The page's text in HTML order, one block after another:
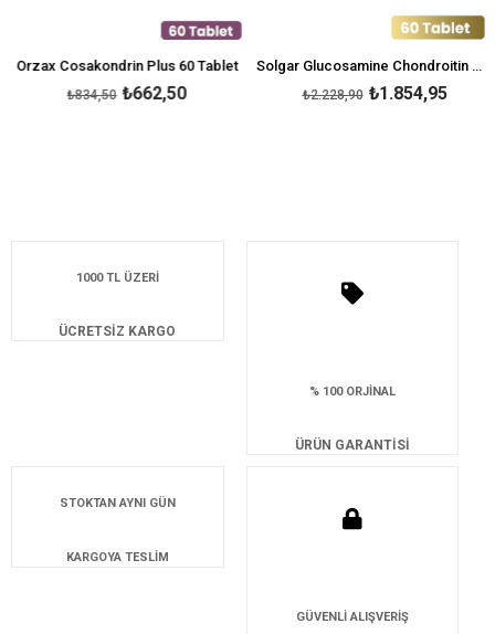
Orzax Cosakondrin Plus 60 Tablet
₺662,50
₺834,50
Solgar Glucosamine Chondroitin MSM 60 Tablet
₺1.854,95
₺2.228,90
1000 TL ÜZERİ
ÜCRETSİZ KARGO
% 100 ORJİNAL
ÜRÜN GARANTİSİ
STOKTAN AYNI GÜN
KARGOYA TESLİM
GÜVENLİ ALIŞVERİŞ